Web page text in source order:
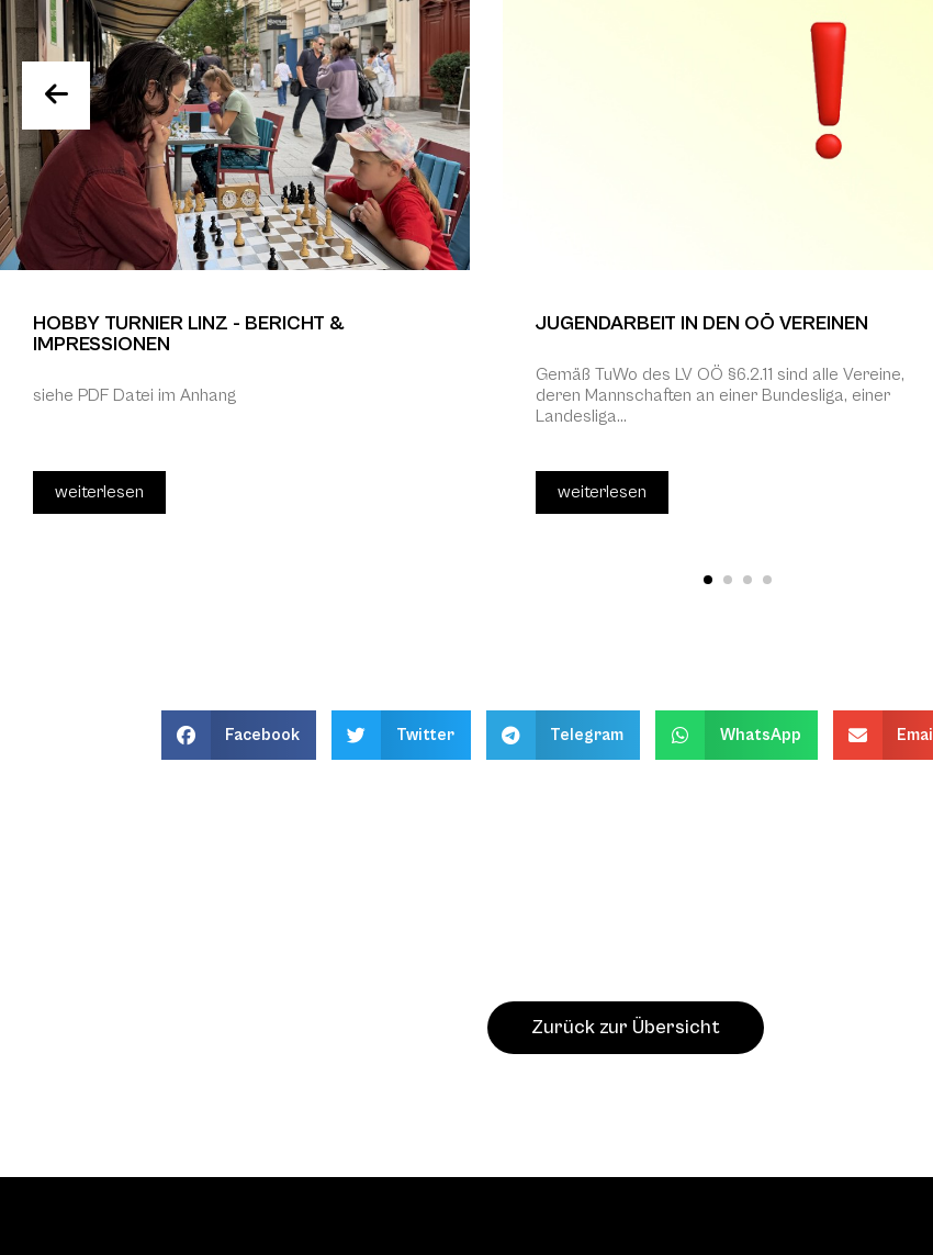
HOBBY TURNIER LINZ - BERICHT &
IMPRESSIONEN
siehe PDF Datei im Anhang
weiterlesen
JUGENDARBEIT IN DEN OÖ VEREINEN
Gemäß TuWo des LV OÖ §6.2.11 sind alle Vereine,
deren Mannschaften an einer Bundesliga, einer
Landesliga...
weiterlesen
Facebook Twitter Telegram WhatsApp Email
Zurück zur Übersicht